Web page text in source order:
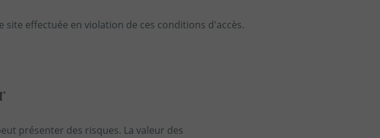
effectuée en violation de ces conditions d'accès.
présenter des risques. La valeur des